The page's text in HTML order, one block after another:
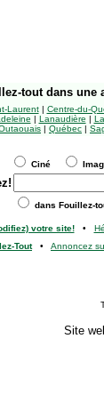
tout dans une
Laurent| Centre-du-
| Lanaudière |
| Québec |
Ciné
dans Fouillez-
votre site!•
Tout• Annoncez
Site